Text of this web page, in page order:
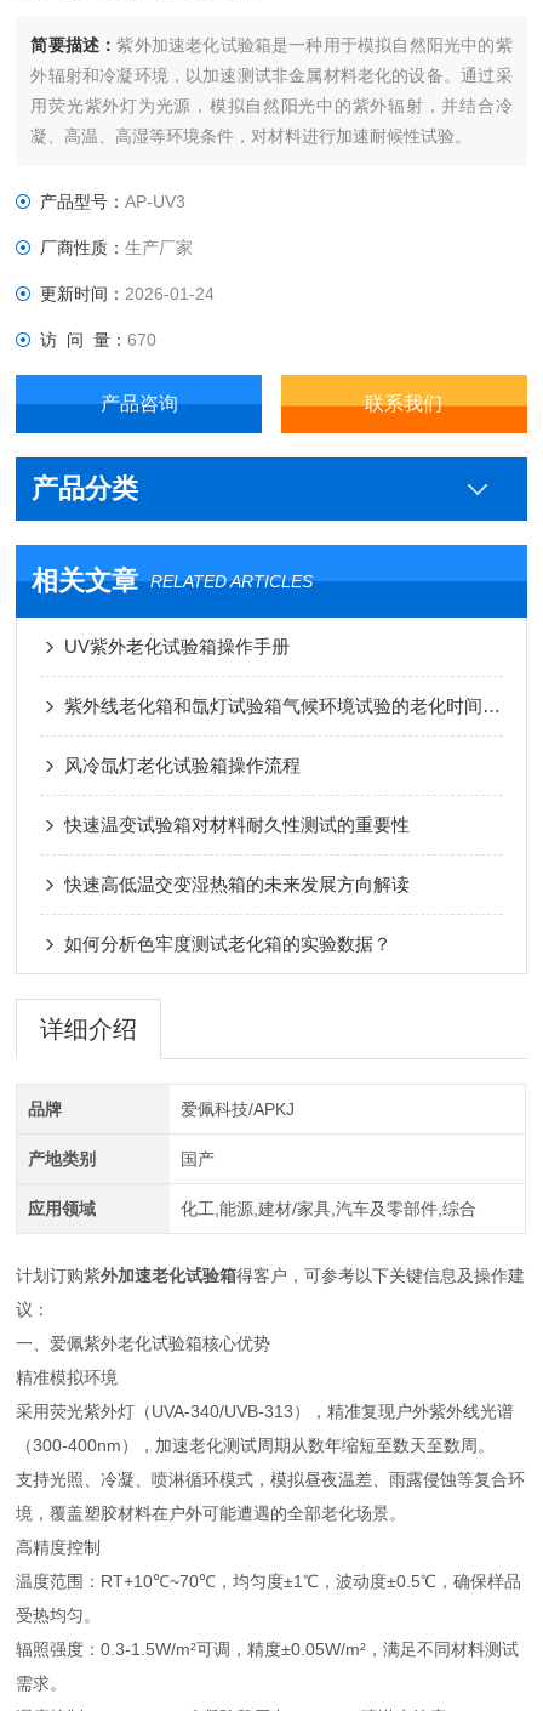
简要描述：紫外加速老化试验箱是一种用于模拟自然阳光中的紫
外辐射和冷凝环境，以加速测试非金属材料老化的设备‌。通过采
用荧光紫外灯为光源，模拟自然阳光中的紫外辐射，并结合冷
凝、高温、高湿等环境条件，对材料进行加速耐候性试验。
产品型号：AP-UV3
厂商性质：生产厂家
更新时间： 2026-01-24
访 问 量：670
产品咨询 联系我们
产品分类
相关文章 RELATED ARTICLES
UV紫外老化试验箱操作手册
紫外线老化箱和氙灯试验箱气候环境试验的老化时间对比
风冷氙灯老化试验箱操作流程
快速温变试验箱对材料耐久性测试的重要性
快速高低温交变湿热箱的未来发展方向解读
如何分析色牢度测试老化箱的实验数据？
详细介绍
品牌 爱佩科技/APKJ
产地类别 国产
应用领域 化工,能源,建材/家具,汽车及零部件,综合
计划订购紫外加速老化试验箱得客户，可参考以下关键信息及操作建
议：
一、爱佩紫外老化试验箱核心优势
精准模拟环境
采用荧光紫外灯（UVA-340/UVB-313），精准复现户外紫外线光谱
（300-400nm），加速老化测试周期从数年缩短至数天至数周。
支持光照、冷凝、喷淋循环模式，模拟昼夜温差、雨露侵蚀等复合环
境，覆盖塑胶材料在户外可能遭遇的全部老化场景。
高精度控制
温度范围：RT+10℃~70℃，均匀度±1℃，波动度±0.5℃，确保样品
受热均匀。
辐照强度：0.3-1.5W/m²可调，精度±0.05W/m²，满足不同材料测试
需求。